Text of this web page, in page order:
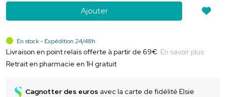
Ajouter
En stock - Expédition 24/48h
Livraison en point relais offerte à partir de 69€ En savoir plus
Retrait en pharmacie en 1H gratuit
Cagnotter des euros avec la carte de fidélité Elsie